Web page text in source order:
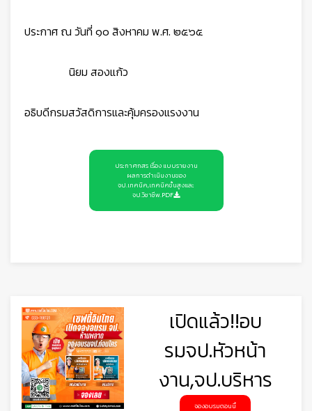
ประกาศ ณ วันที่ ๑๐ สิงหาคม พ.ศ. ๒๕๖๕
นิยม สองแก้ว
อธิบดีกรมสวัสดิการและคุ้มครองแรงงาน
ประกาศกสร เรื่อง แบบรายงาน
ผลการดำเนินงานของ
จป.เทคนิค,เทคนิคขั้นสูงและ
จป.วิชาชีพ.PDF
เปิดแล้ว!!อบ
รมจป.หัวหน้า
งาน,จป.บริหาร
จองอบรมตอนนี้